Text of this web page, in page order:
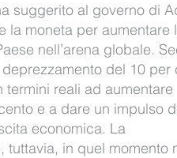
suggerito al governo di
la moneta per aumentare
nell’arena globale.
del 10 per
termini reali ad aumentare
e a dare un impulso
economica. La
tuttavia, in quel momento